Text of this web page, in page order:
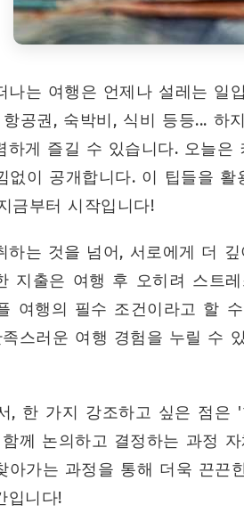
나는 여행은 언제나 설레는 일
공권, 숙박비, 식비 등등... 하
하게 즐길 수 있습니다. 오늘
없이 공개합니다. 이 팁들을
금부터 시작입니다!
하는 것을 넘어, 서로에게 더
지출은 여행 후 오히려 스트
여행의 필수 조건이라고 할
스러운 여행 경험을 누릴 수
, 한 가지 강조하고 싶은 점은
께 논의하고 결정하는 과정
아가는 과정을 통해 더욱 끈끈
입니다!